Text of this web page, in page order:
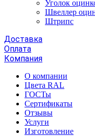
Уголок
Швеллер
Штрипс
Доставка
Оплата
Компания
О компании
Цвета RAL
ГОСТы
Сертификаты
Отзывы
Услуги
Изготовление